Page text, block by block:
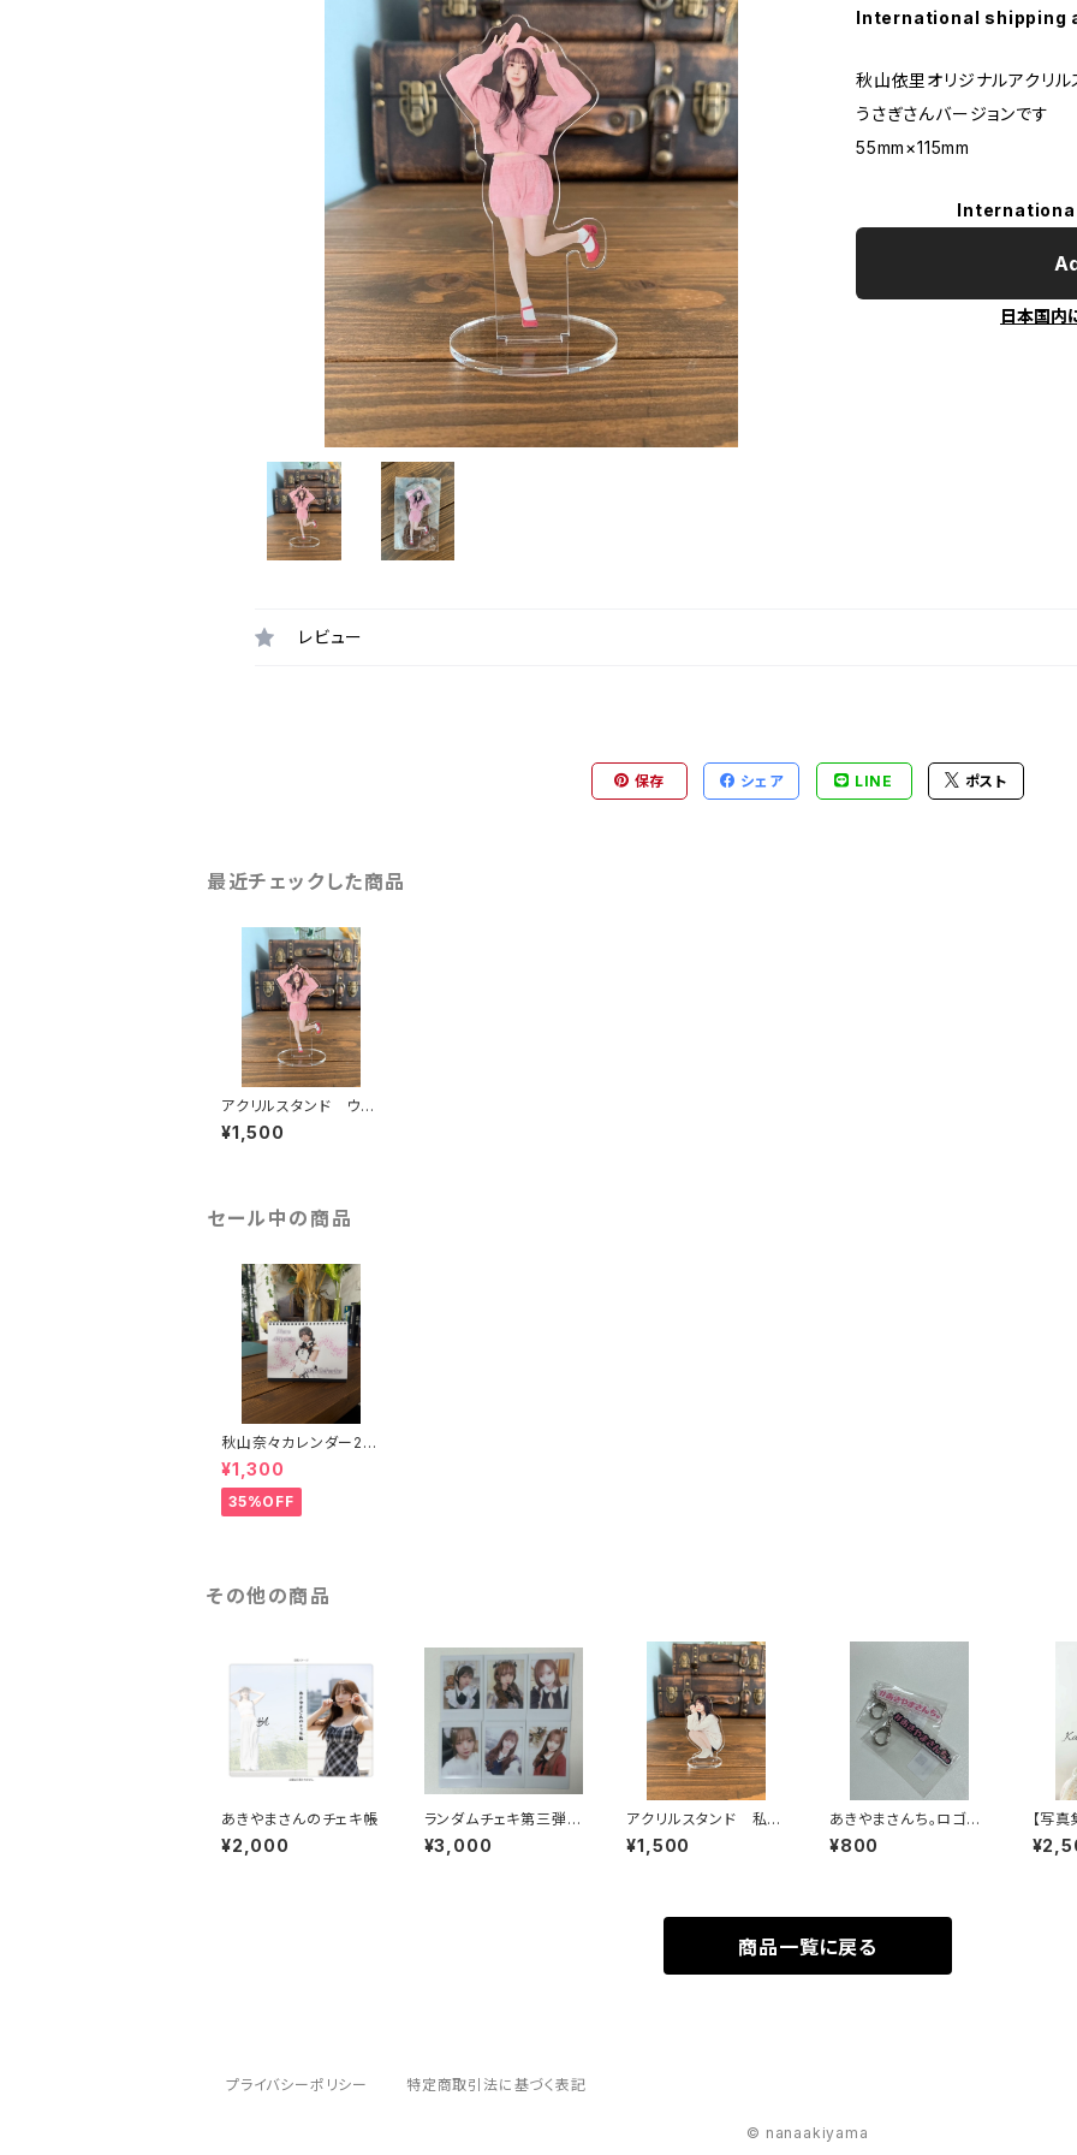
International shipping
秋山依里オリジナルアクリル
うさぎさんバージョンです
55mm×115mm
日本国内
レビュー
保存 シェア LINE ポスト
最近チェックした商品
アクリルスタンド ウサ
ギさん
¥1,500
セール中の商品
秋山奈々カレンダー20
26
¥1,300
35%OFF
その他の商品
あきやまさんのチェキ帳
¥2,000
ランダムチェキ第三弾6
種コンプセット
¥3,000
アクリルスタンド 私服
バージョン
¥1,500
あきやまさんち。ロゴキ
ーホルダー
¥800
【写
pe
商品一覧に戻る
プライバシーポリシー 特定商取引法に基づく表記
© nanaakiyama